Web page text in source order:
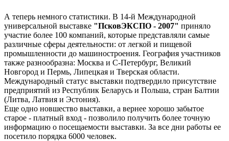
А теперь немного статистики. В 14-й Международной
универсальной выставке "ПсковЭКСПО - 2007" приняло
участие более 100 компаний, которые представляли самые
различные сферы деятельности: от легкой и пищевой
промышленности до машиностроения. География участников
также разнообразна: Москва и С-Петербург, Великий
Новгород и Пермь, Липецкая и Тверская области.
Международный статус выставки подтвердило присутствие
предприятий из Республик Беларусь и Польша, стран Балтии
(Литва, Латвия и Эстония).
Еще одно новшество выставки, а вернее хорошо забытое
старое - платный вход - позволило получить более точную
информацию о посещаемости выставки. За все дни работы ее
посетило порядка 6000 человек.